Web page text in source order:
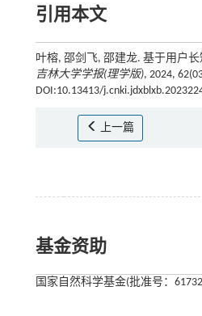
引用本文
叶榕, 邵剑飞, 邵建龙. 基于用户
吉林大学学报(理学版), 2024,
DOI:10.13413/
上一篇
基金资助
国家自然科学基金(批准号：